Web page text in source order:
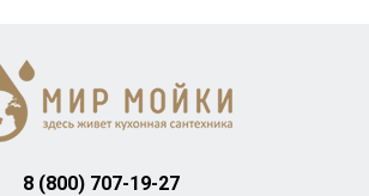
8 (800) 707-19-27